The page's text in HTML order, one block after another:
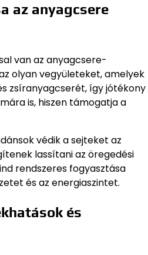
az anyagcsere
van az anyagcsere-
olyan vegyületeket, amelyek
zsíranyagcserét, így jótékony
is, hiszen támogatja a
védik a sejteket az
lassítani az öregedési
rendszeres fogyasztása
és az energiaszintet.
és